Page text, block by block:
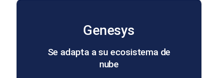
Genesys
Se adapta a su ecosistema de
nube